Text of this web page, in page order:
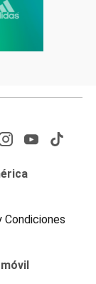
Condiciones